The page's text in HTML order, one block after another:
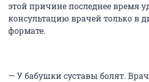
этой причине последнее время
консультацию врачей только в
формате.
— У бабушки суставы болят.